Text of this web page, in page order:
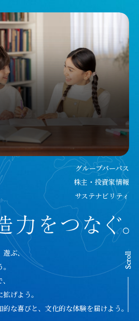
遊ぶ、
げよう。
な喜びと、文化的な体験を届けよう。
グループパーパス
株主・投資家情報
サステナビリティ